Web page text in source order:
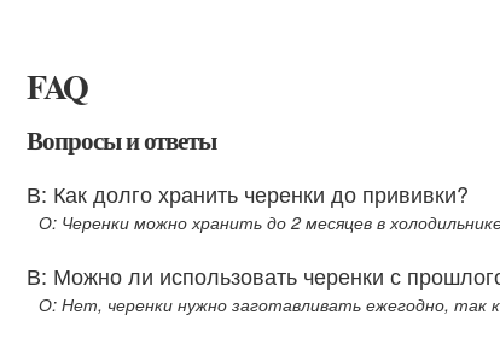
FAQ
Вопросы и ответы
В: Как долго хранить черенки до прививки?
О: Черенки можно хранить до 2 месяцев в
В: Можно ли использовать черенки с
О: Нет, черенки нужно заготавливать ежегодно, так